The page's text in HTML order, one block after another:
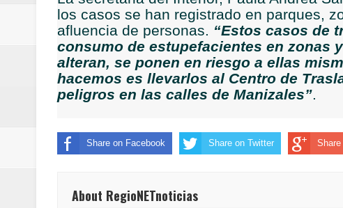
saneamiento básico
Regionetnoticias / REFUERZAN
ReGioNetNoticias / En Pereira Cada
transferencias prevista para los 4
Regionetnoticias / El Aeropuerto
los casos se han registrado en parques,
afluencia de personas. “Estos casos de
consumo de estupefacientes en zonas
alteran, se ponen en riesgo a ellas
hacemos es llevarlos al Centro de
peligros en las calles de Manizales”.
Share on Facebook Share on Twitter
About RegioNETnoticias